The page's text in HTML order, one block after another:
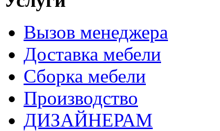
Вызов менеджера
Доставка мебели
Сборка мебели
Производство
ДИЗАЙНЕРАМ